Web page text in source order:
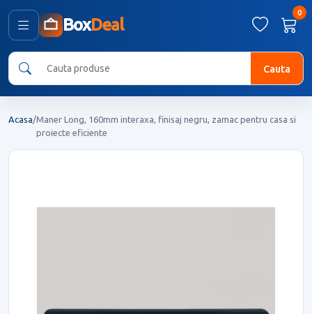
BoxDeal
0
Cauta
Acasa/Maner Long, 160mm interaxa, finisaj negru, zamac pentru casa si
proiecte eficiente